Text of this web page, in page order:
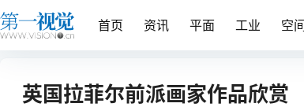
首页 资讯 平面 工业 空间
英国拉菲尔前派画家作品欣赏